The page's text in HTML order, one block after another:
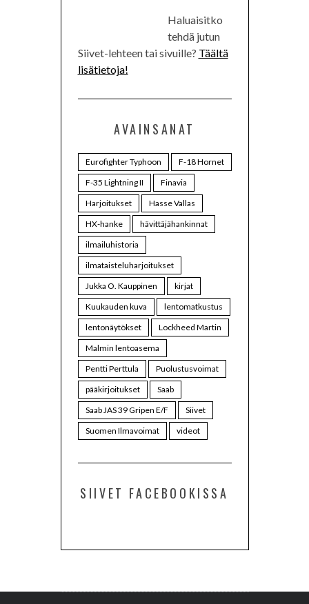
Haluaisitko
tehdä jutun
Siivet-lehteen tai sivuille? Täältä
lisätietoja!
AVAINSANAT
Eurofighter Typhoon
F-18 Hornet
F-35 Lightning II
Finavia
Harjoitukset
Hasse Vallas
HX-hanke
hävittäjähankinnat
ilmailuhistoria
ilmataisteluharjoitukset
Jukka O. Kauppinen
kirjat
Kuukauden kuva
lentomatkustus
lentonäytökset
Lockheed Martin
Malmin lentoasema
Pentti Perttula
Puolustusvoimat
pääkirjoitukset
Saab
Saab JAS 39 Gripen E/F
Siivet
Suomen Ilmavoimat
videot
SIIVET FACEBOOKISSA